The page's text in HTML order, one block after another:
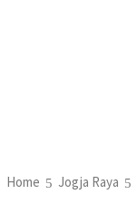
Home Jogja Raya